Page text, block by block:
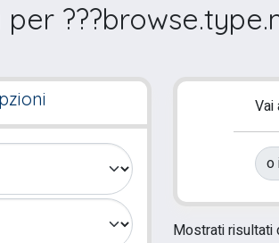
Vai
o
Mostrati risultati